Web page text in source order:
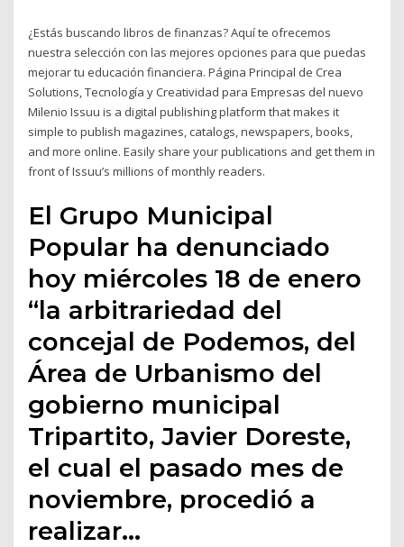
¿Estás buscando libros de finanzas? Aquí te ofrecemos
nuestra selección con las mejores opciones para que puedas
mejorar tu educación financiera. Página Principal de Crea
Solutions, Tecnología y Creatividad para Empresas del nuevo
Milenio Issuu is a digital publishing platform that makes it
simple to publish magazines, catalogs, newspapers, books,
and more online. Easily share your publications and get them in
front of Issuu’s millions of monthly readers.
El Grupo Municipal
Popular ha denunciado
hoy miércoles 18 de enero
“la arbitrariedad del
concejal de Podemos, del
Área de Urbanismo del
gobierno municipal
Tripartito, Javier Doreste,
el cual el pasado mes de
noviembre, procedió a
realizar…